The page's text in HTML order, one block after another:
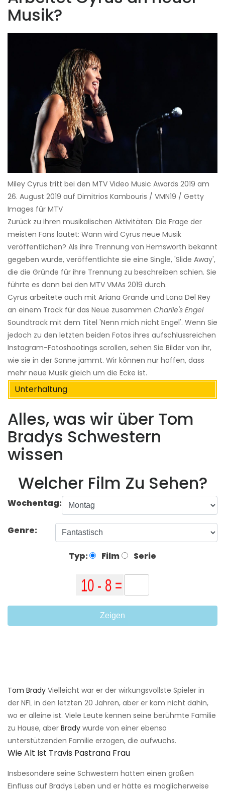
Musik?
Miley Cyrus tritt bei den MTV Video Music Awards 2019 am
26. August 2019 auf Dimitrios Kambouris / VMN19 / Getty
Images für MTV
Zurück zu ihren musikalischen Aktivitäten: Die Frage der
meisten Fans lautet: Wann wird Cyrus neue Musik
veröffentlichen? Als ihre Trennung von Hemsworth bekannt
gegeben wurde, veröffentlichte sie eine Single, 'Slide Away',
die die Gründe für ihre Trennung zu beschreiben schien. Sie
führte es dann bei den MTV VMAs 2019 durch.
Cyrus arbeitete auch mit Ariana Grande und Lana Del Rey
an einem Track für das Neue zusammen Charlie's Engel
Soundtrack mit dem Titel 'Nenn mich nicht Engel'. Wenn Sie
jedoch zu den letzten beiden Fotos ihres aufschlussreichen
Instagram-Fotoshootings scrollen, sehen Sie Bilder von ihr,
wie sie in der Sonne jammt. Wir können nur hoffen, dass
mehr neue Musik gleich um die Ecke ist.
Unterhaltung
Alles, was wir über Tom
Bradys Schwestern
wissen
Welcher Film Zu Sehen?
Wochentag:
Genre:
Typ: Film Serie
Zeigen
Tom Brady Vielleicht war er der wirkungsvollste Spieler in
der NFL in den letzten 20 Jahren, aber er kam nicht dahin,
wo er alleine ist. Viele Leute kennen seine berühmte Familie
zu Hause, aber Brady wurde von einer ebenso
unterstützenden Familie erzogen, die aufwuchs.
Wie Alt Ist Travis Pastrana Frau
Insbesondere seine Schwestern hatten einen großen
Einfluss auf Bradys Leben und er hätte es möglicherweise